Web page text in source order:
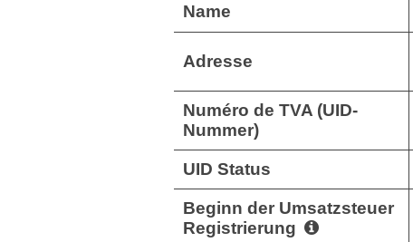
Name
Adresse
Numéro de TVA (UID-
Nummer)
UID Status
Beginn der Umsatzsteuer
Registrierung